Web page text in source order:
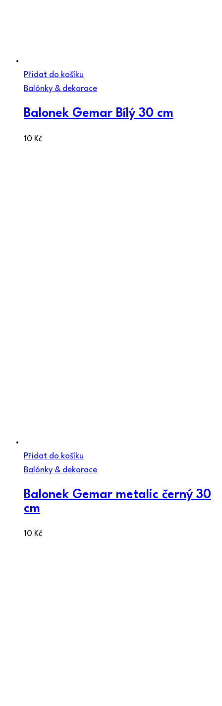
Přidat do košíku
Balónky & dekorace
Balonek Gemar Bílý 30 cm
10 Kč
Přidat do košíku
Balónky & dekorace
Balonek Gemar metalic černý 30
cm
10 Kč